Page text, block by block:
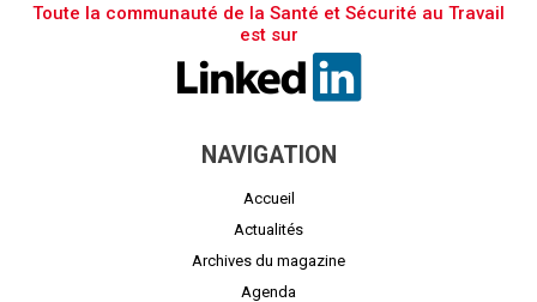
Toute la communauté de la Santé et Sécurité au Travail
est sur
NAVIGATION
Accueil
Actualités
Archives du magazine
Agenda